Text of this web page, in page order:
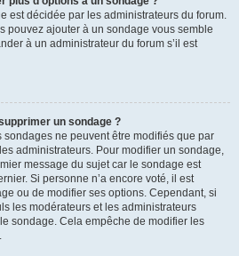
est décidée par les administrateurs du forum.
pouvez ajouter à un sondage vous semble
à un administrateur du forum s’il est
un sondage ?
ne peuvent être modifiés que par
administrateurs. Pour modifier un sondage,
message du sujet car le sondage est
Si personne n’a encore voté, il est
ou de modifier ses options. Cependant, si
les modérateurs et les administrateurs
sondage. Cela empêche de modifier les